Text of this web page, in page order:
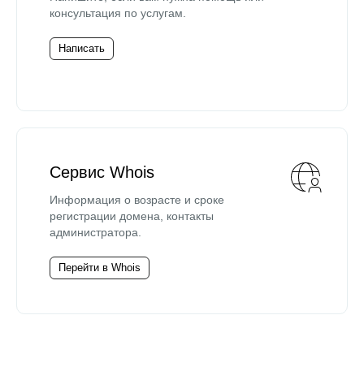
консультация по услугам.
Написать
Сервис Whois
Информация о возрасте и сроке
регистрации домена, контакты
администратора.
Перейти в Whois